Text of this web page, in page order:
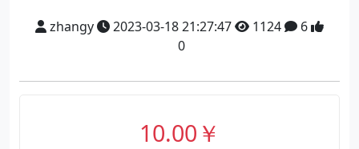
zhangy 2023-03-18 21:27:47 1124
6
0
10.00￥